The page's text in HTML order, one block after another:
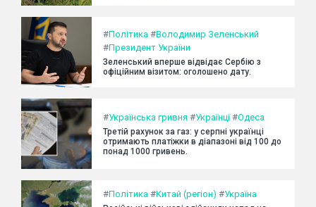
#Політика #Володимир Зеленський
#Президент України
Зеленський вперше відвідає Сербію з
офіційним візитом: оголошено дату.
#Українська гривня #Українці #Одеса
Третій рахунок за газ: у серпні українці
отримають платіжки в діапазоні від 100 до
понад 1000 гривень.
#Політика #Китай (регіон) #Україна